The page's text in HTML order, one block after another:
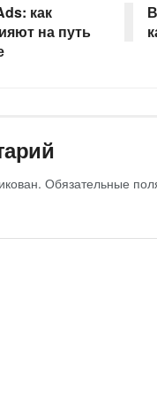
как
на путь
Обязательные